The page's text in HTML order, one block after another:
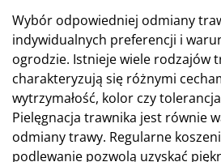
Wybór odpowiedniej odmiany
indywidualnych preferencji i
ogrodzie. Istnieje wiele rodzajów
charakteryzują się różnymi
wytrzymałość, kolor czy
Pielęgnacja trawnika jest równie
odmiany trawy. Regularne
podlewanie pozwolą uzyskać